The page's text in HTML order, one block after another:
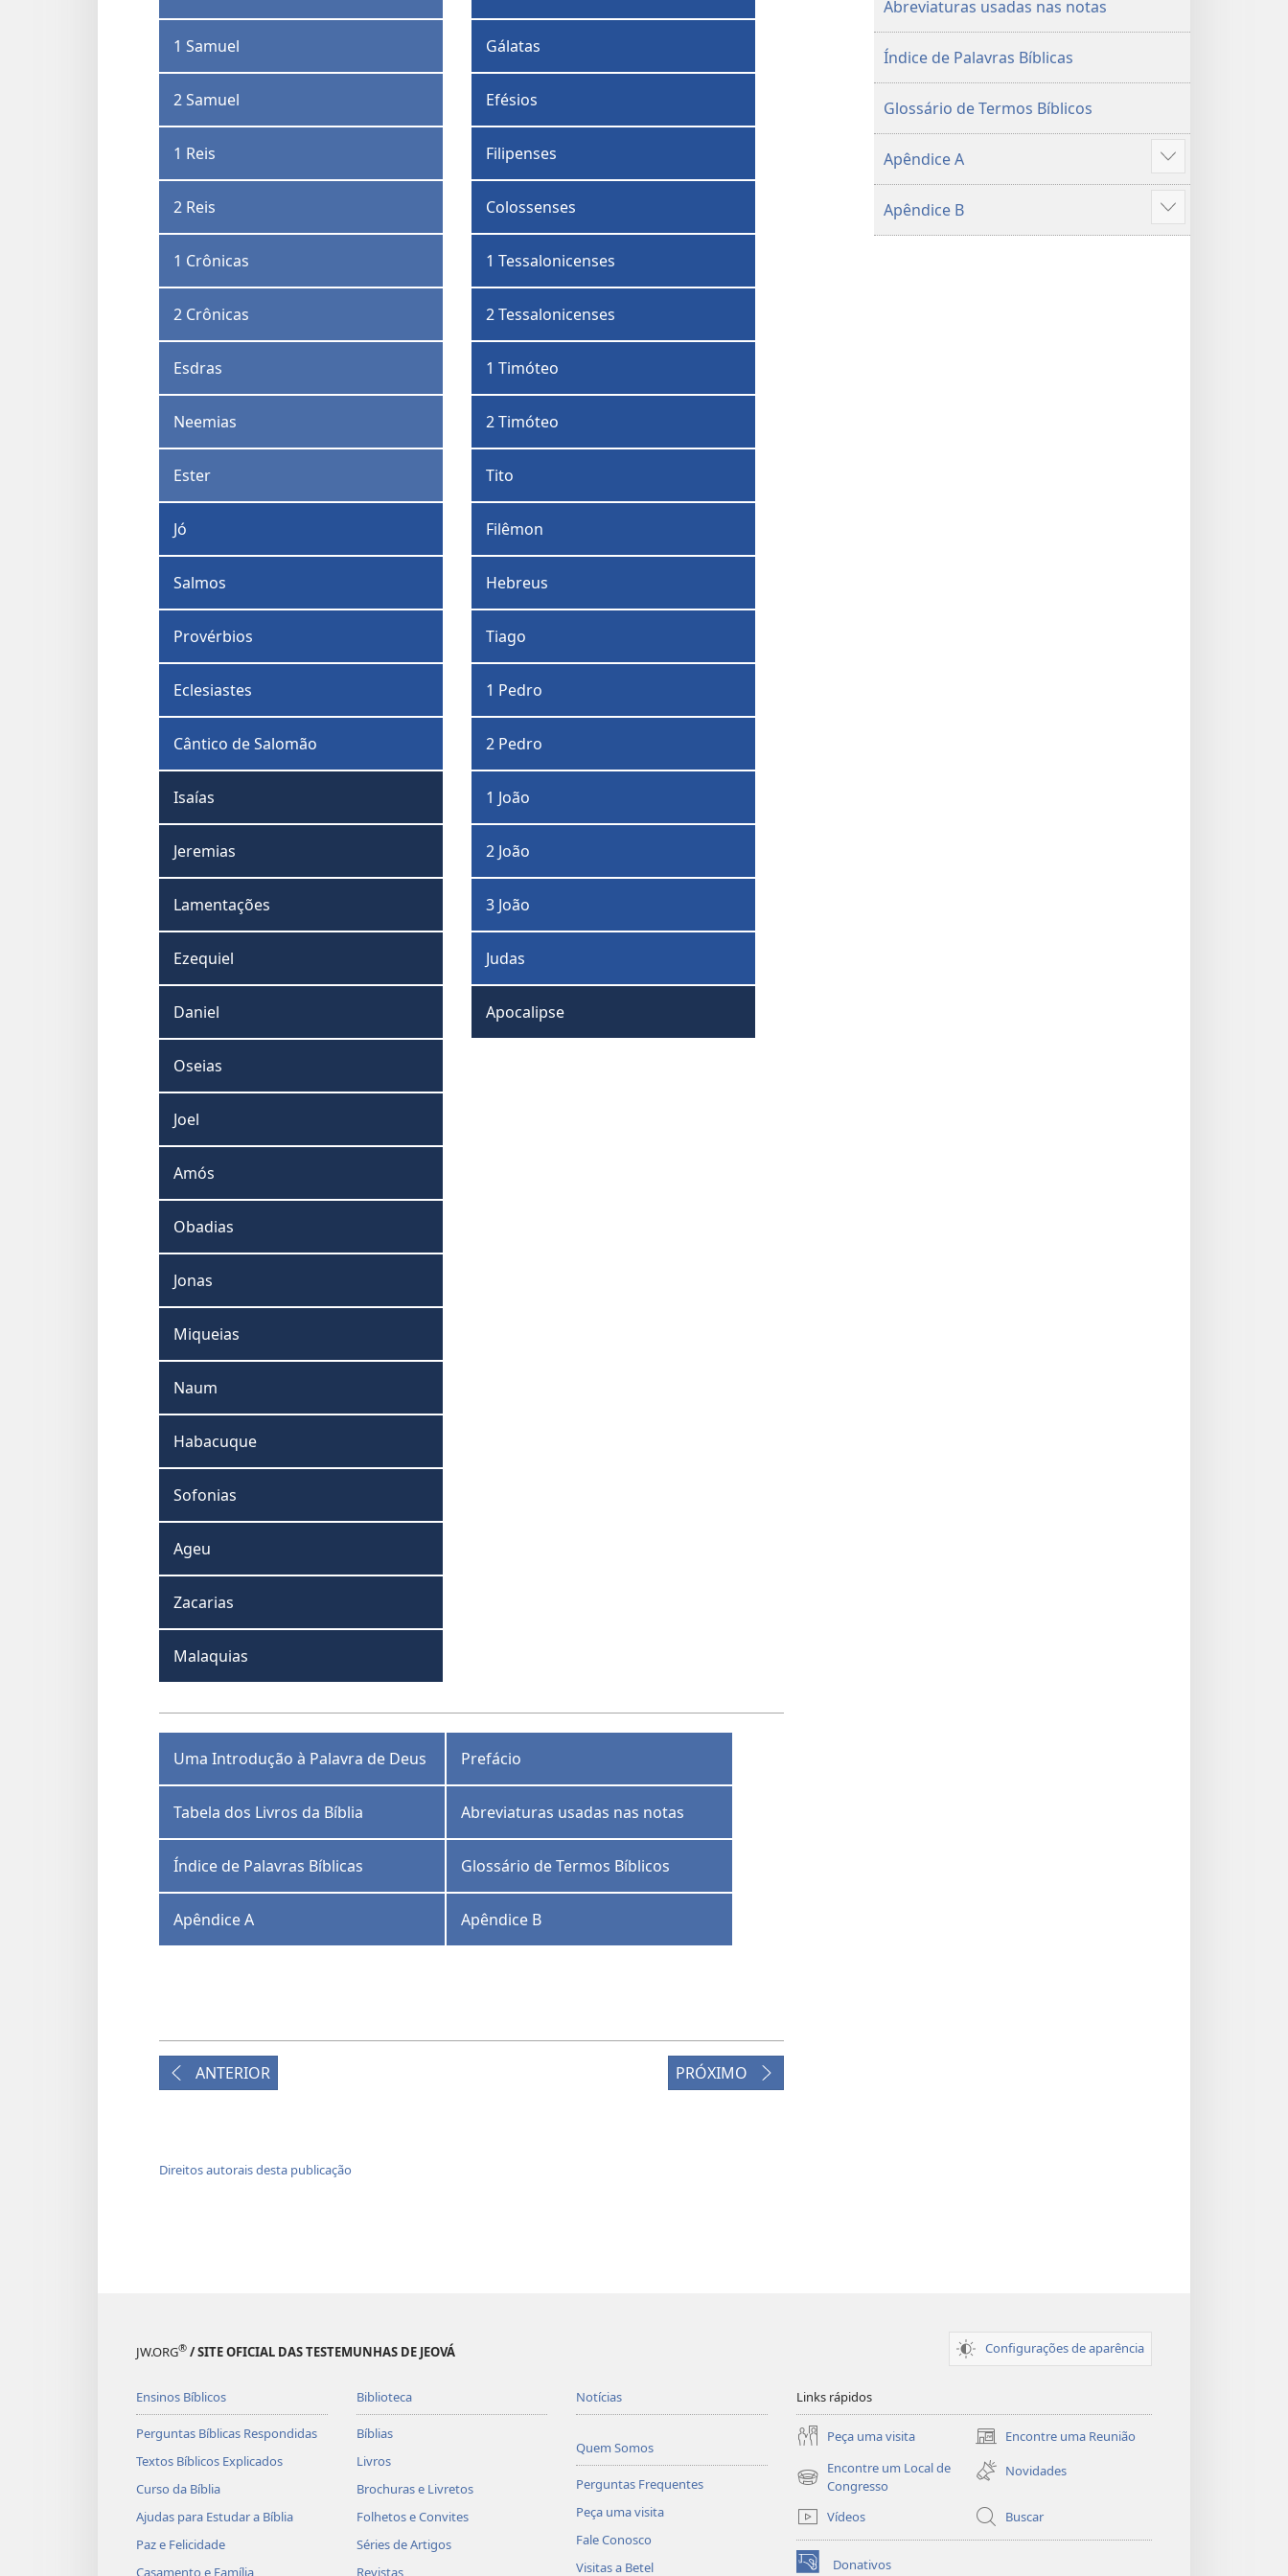
1 Samuel
2 Samuel
1 Reis
2 Reis
1 Crônicas
2 Crônicas
Esdras
Neemias
Ester
Jó
Salmos
Provérbios
Eclesiastes
Cântico de Salomão
Isaías
Jeremias
Lamentações
Ezequiel
Daniel
Oseias
Joel
Amós
Obadias
Jonas
Miqueias
Naum
Habacuque
Sofonias
Ageu
Zacarias
Malaquias
Gálatas
Efésios
Filipenses
Colossenses
1 Tessalonicenses
2 Tessalonicenses
1 Timóteo
2 Timóteo
Tito
Filêmon
Hebreus
Tiago
1 Pedro
2 Pedro
1 João
2 João
3 João
Judas
Apocalipse
Uma Introdução à Palavra de Deus Prefácio
Tabela dos Livros da Bíblia Abreviaturas usadas nas notas
Índice de Palavras Bíblicas Glossário de Termos Bíblicos
Apêndice A Apêndice B
ANTERIOR PRÓXIMO
Direitos autorais desta publicação
Abreviaturas usadas nas notas
Índice de Palavras Bíblicas
Glossário de Termos Bíblicos
Apêndice A
Mostrar
mais
Apêndice B
Mostrar
mais
JW.ORG® / SITE OFICIAL DAS TESTEMUNHAS DE JEOVÁ Configurações de aparência
Ensinos Bíblicos
Perguntas Bíblicas Respondidas
Textos Bíblicos Explicados
Curso da Bíblia
Ajudas para Estudar a Bíblia
Paz e Felicidade
Casamento e Família
Biblioteca
Bíblias
Livros
Brochuras e Livretos
Folhetos e Convites
Séries de Artigos
Revistas
Notícias
Quem Somos
Perguntas Frequentes
Peça uma visita
Fale Conosco
Visitas a Betel
Links rápidos
Peça uma visita Encontre uma Reunião
(abre
nova
janela)
Encontre um Local de
Congresso
(abre
janela)
Novidades
Vídeos Buscar
Donativos